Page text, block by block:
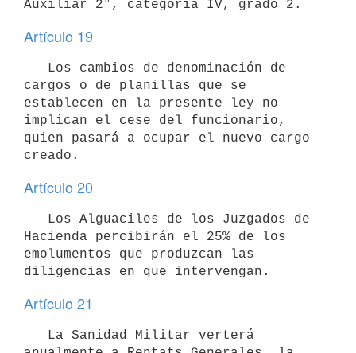
Artículo 19
cargos o de planillas que se
establecen en la presente ley no
implican el cese del funcionario,
quien pasará a ocupar el nuevo cargo
creado.
Artículo 20
Hacienda percibirán el 25% de los
emolumentos que produzcan las
Artículo 21